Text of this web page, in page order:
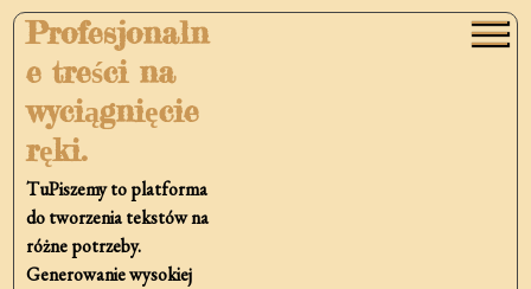
Skip
content
Profesjonaln
e treści na
wyciągnięcie
ręki.
TuPiszemy to platforma
do tworzenia tekstów na
różne potrzeby.
Generowanie wysokiej